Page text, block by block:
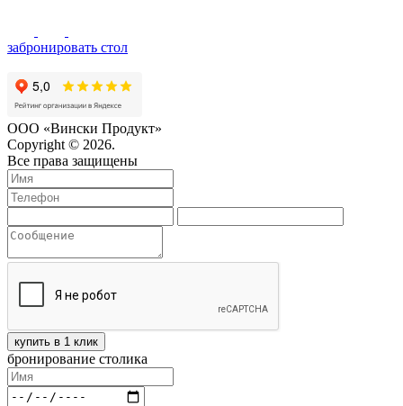
забронировать стол
ООО «Вински Продукт»
Copyright © 2026.
Все права защищены
купить в 1 клик
бронирование столика